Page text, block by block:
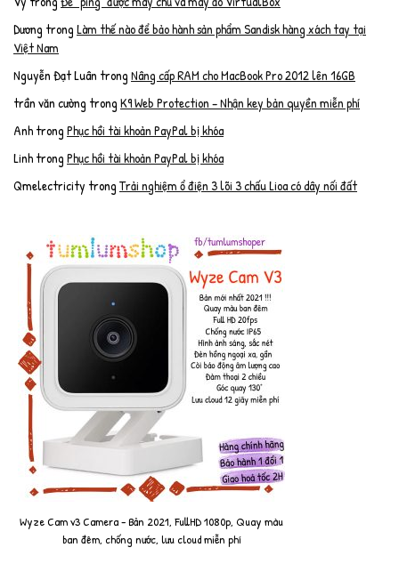
Dương trongLàm thế nào để bảo hành sản phẩm Sandisk hàng xách tay tại
Việt Nam
Nguyễn Đạt Luân trongNâng cấp RAM cho MacBook Pro 2012 lên 16GB
trần văn cường trongK9 Web Protection – Nhận key bản quyền miễn phí
AnhtrongPhục hồi tài khoản PayPal bị khóa
LinhtrongPhục hồi tài khoản PayPal bị khóa
Qmelectricity trongTrải nghiệm ổ điện 3 lõi 3 chấu Lioa có dây nối đất
Wyze Cam v3 Camera - Bản 2021, FullHD 1080p, Quay màu
ban đêm, chống nước, lưu cloud miễn phí